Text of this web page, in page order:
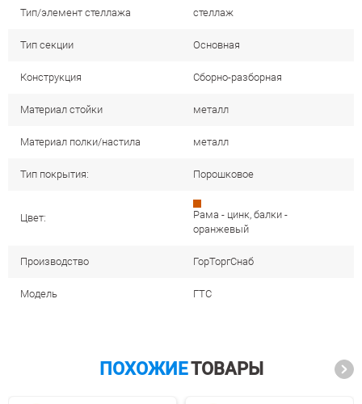
Тип/элемент стеллажа стеллаж
Тип секции Основная
Конструкция Сборно-разборная
Материал стойки металл
Материал полки/настила металл
Тип покрытия: Порошковое
Цвет:
Рама - цинк, балки -
оранжевый
Производство ГорТоргСнаб
Модель ГТС
ПОХОЖИЕТОВАРЫ